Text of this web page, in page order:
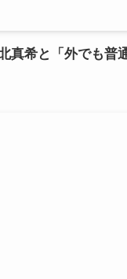
真希と「外でも普